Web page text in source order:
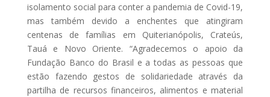
isolamento social para conter a pandemia de Covid-19,
mas também devido a enchentes que atingiram
centenas de famílias em Quiterianópolis, Crateús,
Tauá e Novo Oriente. “Agradecemos o apoio da
Fundação Banco do Brasil e a todas as pessoas que
estão fazendo gestos de solidariedade através da
partilha de recursos financeiros, alimentos e material